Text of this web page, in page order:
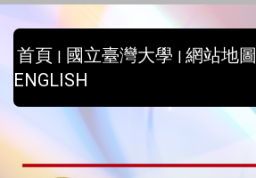
首頁 | 國立臺灣大學 | 網站地圖
ENGLISH